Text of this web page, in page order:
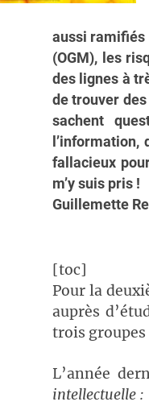
aussi ramifiés
(OGM), les
des lignes à
de trouver
sachent
fallacieux
m’y suis pris !
Guillemette
[toc]
Pour la
auprès
trois groupes
L’année
intellectuelle :